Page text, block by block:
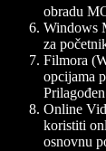
obradu
Windows
za
Filmora
opcijama
Online
koristiti
osnovnu